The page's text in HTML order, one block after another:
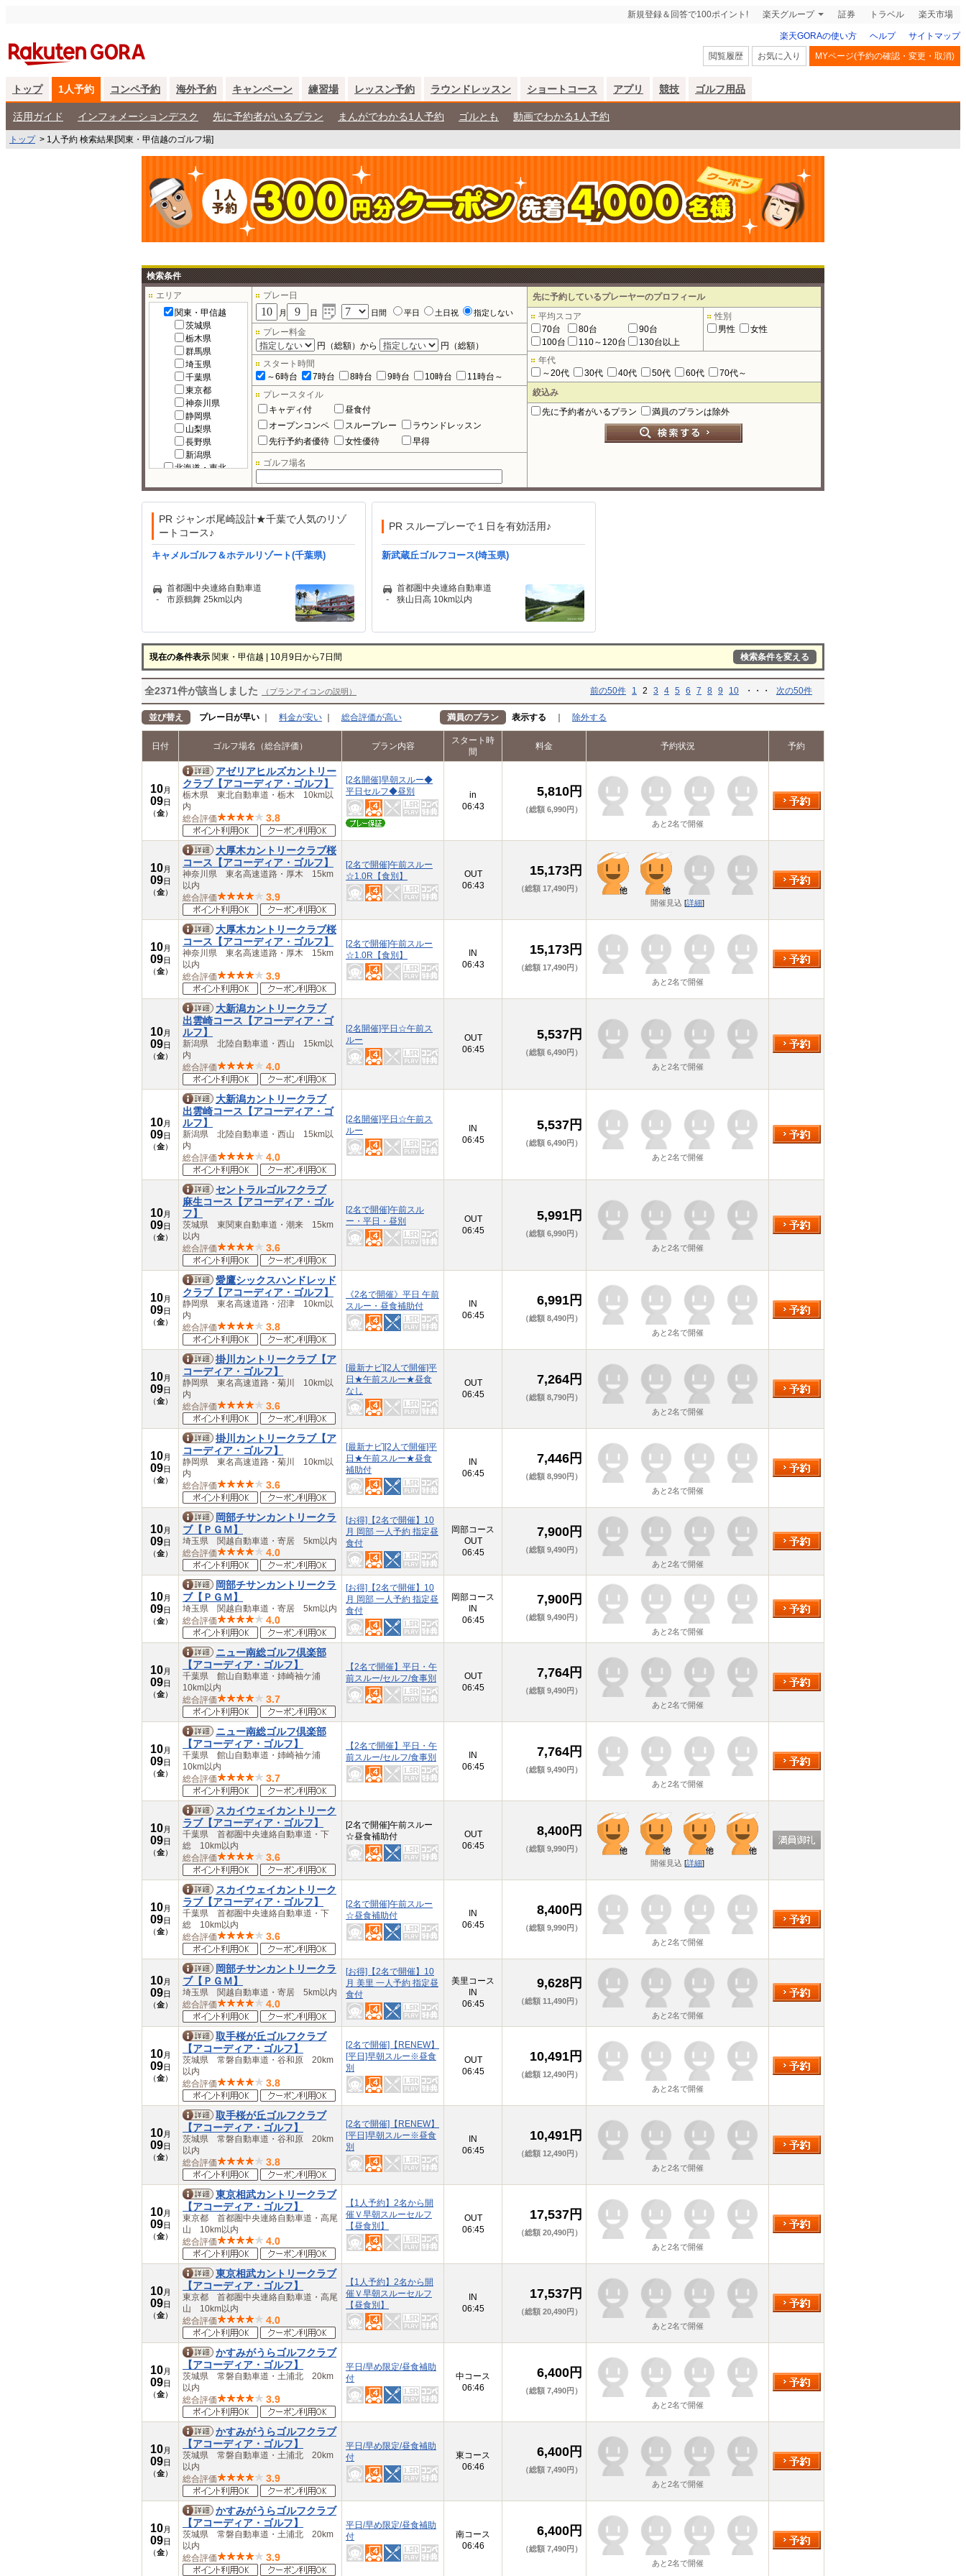
新規登録＆回答で100ポイント! 楽天グループ 証券 トラベル 楽天市場
楽天GORAの使い方 ヘルプ
サイトマップ
閲覧履歴
お気に入り MYページ(予約の確認・変更・取消)
トップ 1人予約 コンペ予約 海外予約 キャンペーン 練習場 レッスン予約 ラウンドレッスン ショートコース アプリ 競技 ゴルフ用品
活用ガイド インフォメーションデスク 先に予約者がいるプラン まんがでわかる1人予約 ゴルとも 動画でわかる1人予約
トップ> 1人予約 検索結果[関東・甲信越のゴルフ場]
検索条件
エリア
関東・甲信越
茨城県
栃木県
群馬県
埼玉県
千葉県
東京都
神奈川県
静岡県
山梨県
長野県
新潟県
北海道・東北
宮城県
岩手県
秋田県
青森県
山形県
富山県
石川県
三重県
滋賀県
京都府
大阪府
兵庫県
和歌山県
中国
鳥取県
島根県
岡山県
広島県
山口県
四国
徳島県
香川県
愛媛県
高知県
九州・沖縄
福岡県
佐賀県
長崎県
熊本県
大分県
宮崎県
鹿児島県
沖縄県
プレー日
月 日 日間 平日 土日祝 指定しない
プレー料金
円（総額）から
円（総額）
スタート時間
～6時台
7時台 8時台 9時台 10時台
11時台～
プレースタイル
キャディ付
昼食付
オープンコンペ
スループレー
ラウンドレッスン
先行予約者優待
女性優待 早得
ゴルフ場名
先に予約しているプレーヤーのプロフィール
平均スコア
70台
80台
90台
100台
110～120台 130台以上
性別
男性
女性
年代
～20代
30代 40代 50代 60代
70代～
絞込み
先に予約者がいるプラン
満員のプランは除外
PR ジャンボ尾崎設計★千葉で人気のリゾ
ートコース♪
キャメルゴルフ＆ホテルリゾート(千葉県)
首都圏中央連絡自動車道
-
市原鶴舞 25km以内
PR スループレーで１日を有効活用♪
新武蔵丘ゴルフコース(埼玉県)
首都圏中央連絡自動車道
-
狭山日高 10km以内
現在の条件表示 関東・甲信越 | 10月9日から7日間 検索条件を変える
全2371件が該当しました （プランアイコンの説明） 前の50件 1 2 3 4 5 6 7 8 9 10 ・・・ 次の50件
並び替え プレー日が早い 料金が安い 総合評価が高い 満員のプラン 表示する 除外する
日付 ゴルフ場名（総合評価） プラン内容
スタート時
間
料金 予約状況 予約
10月
09日
（金）
アゼリアヒルズカントリー
クラブ【アコーディア・ゴルフ】
栃木県 東北自動車道・栃木 10km以
内
総合評価
3.8
[2名開催]早朝スルー◆
平日セルフ◆昼別
in
06:43
5,810円
（総額 6,990円）
あと2名で開催
10月
09日
（金）
大厚木カントリークラブ桜
コース【アコーディア・ゴルフ】
神奈川県 東名高速道路・厚木 15km
以内
総合評価
3.9
[2名で開催]午前スルー
☆1.0R【食別】
OUT
06:43
15,173円
（総額 17,490円）
開催見込 [詳細]
10月
09日
（金）
大厚木カントリークラブ桜
コース【アコーディア・ゴルフ】
神奈川県 東名高速道路・厚木 15km
以内
総合評価
3.9
[2名で開催]午前スルー
☆1.0R【食別】
IN
06:43
15,173円
（総額 17,490円）
あと2名で開催
10月
09日
（金）
大新潟カントリークラブ
出雲崎コース【アコーディア・ゴ
ルフ】
新潟県 北陸自動車道・西山 15km以
内
総合評価
4.0
[2名開催]平日☆午前ス
ルー
OUT
06:45
5,537円
（総額 6,490円）
あと2名で開催
10月
09日
（金）
大新潟カントリークラブ
出雲崎コース【アコーディア・ゴ
ルフ】
新潟県 北陸自動車道・西山 15km以
内
総合評価
4.0
[2名開催]平日☆午前ス
ルー
IN
06:45
5,537円
（総額 6,490円）
あと2名で開催
10月
09日
（金）
セントラルゴルフクラブ
麻生コース【アコーディア・ゴル
フ】
茨城県 東関東自動車道・潮来 15km
以内
総合評価
3.6
[2名で開催]午前スル
ー・平日・昼別
OUT
06:45
5,991円
（総額 6,990円）
あと2名で開催
10月
09日
（金）
愛鷹シックスハンドレッド
クラブ【アコーディア・ゴルフ】
静岡県 東名高速道路・沼津 10km以
内
総合評価
3.8
《2名で開催》平日 午前
スルー・昼食補助付
IN
06:45
6,991円
（総額 8,490円）
あと2名で開催
10月
09日
（金）
掛川カントリークラブ【ア
コーディア・ゴルフ】
静岡県 東名高速道路・菊川 10km以
内
総合評価
3.6
[最新ナビ][2人で開催]平
日★午前スルー★昼食
なし
OUT
06:45
7,264円
（総額 8,790円）
あと2名で開催
10月
09日
（金）
掛川カントリークラブ【ア
コーディア・ゴルフ】
静岡県 東名高速道路・菊川 10km以
内
総合評価
3.6
[最新ナビ][2人で開催]平
日★午前スルー★昼食
補助付
IN
06:45
7,446円
（総額 8,990円）
あと2名で開催
10月
09日
（金）
岡部チサンカントリークラ
ブ【ＰＧＭ】
埼玉県 関越自動車道・寄居 5km以内
総合評価
4.0
[お得]【2名で開催】10
月 岡部 一人予約 指定昼
食付
岡部コース
OUT
06:45
7,900円
（総額 9,490円）
あと2名で開催
10月
09日
（金）
岡部チサンカントリークラ
ブ【ＰＧＭ】
埼玉県 関越自動車道・寄居 5km以内
総合評価
4.0
[お得]【2名で開催】10
月 岡部 一人予約 指定昼
食付
岡部コース
IN
06:45
7,900円
（総額 9,490円）
あと2名で開催
10月
09日
（金）
ニュー南総ゴルフ倶楽部
【アコーディア・ゴルフ】
千葉県 館山自動車道・姉崎袖ケ浦
10km以内
総合評価
3.7
【2名で開催】平日・午
前スルー/セルフ/食事別
OUT
06:45
7,764円
（総額 9,490円）
あと2名で開催
10月
09日
（金）
ニュー南総ゴルフ倶楽部
【アコーディア・ゴルフ】
千葉県 館山自動車道・姉崎袖ケ浦
10km以内
総合評価
3.7
【2名で開催】平日・午
前スルー/セルフ/食事別
IN
06:45
7,764円
（総額 9,490円）
あと2名で開催
10月
09日
（金）
スカイウェイカントリーク
ラブ【アコーディア・ゴルフ】
千葉県 首都圏中央連絡自動車道・下
総 10km以内
総合評価
3.6
[2名で開催]午前スルー
☆昼食補助付
OUT
06:45
8,400円
（総額 9,990円）
開催見込 [詳細]
10月
09日
（金）
スカイウェイカントリーク
ラブ【アコーディア・ゴルフ】
千葉県 首都圏中央連絡自動車道・下
総 10km以内
総合評価
3.6
[2名で開催]午前スルー
☆昼食補助付
IN
06:45
8,400円
（総額 9,990円）
あと2名で開催
10月
09日
（金）
岡部チサンカントリークラ
ブ【ＰＧＭ】
埼玉県 関越自動車道・寄居 5km以内
総合評価
4.0
[お得]【2名で開催】10
月 美里 一人予約 指定昼
食付
美里コース
IN
06:45
9,628円
（総額 11,490円）
あと2名で開催
10月
09日
（金）
取手桜が丘ゴルフクラブ
【アコーディア・ゴルフ】
茨城県 常磐自動車道・谷和原 20km
以内
総合評価
3.8
[2名で開催]【RENEW】
[平日]早朝スルー※昼食
別
OUT
06:45
10,491円
（総額 12,490円）
あと2名で開催
10月
09日
（金）
取手桜が丘ゴルフクラブ
【アコーディア・ゴルフ】
茨城県 常磐自動車道・谷和原 20km
以内
総合評価
3.8
[2名で開催]【RENEW】
[平日]早朝スルー※昼食
別
IN
06:45
10,491円
（総額 12,490円）
あと2名で開催
10月
09日
（金）
東京相武カントリークラブ
【アコーディア・ゴルフ】
東京都 首都圏中央連絡自動車道・高尾
山 10km以内
総合評価
4.0
【1人予約】2名から開
催Ｖ早朝スルーセルフ
【昼食別】
OUT
06:45
17,537円
（総額 20,490円）
あと2名で開催
10月
09日
（金）
東京相武カントリークラブ
【アコーディア・ゴルフ】
東京都 首都圏中央連絡自動車道・高尾
山 10km以内
総合評価
4.0
【1人予約】2名から開
催Ｖ早朝スルーセルフ
【昼食別】
IN
06:45
17,537円
（総額 20,490円）
あと2名で開催
10月
09日
（金）
かすみがうらゴルフクラブ
【アコーディア・ゴルフ】
茨城県 常磐自動車道・土浦北 20km
以内
総合評価
3.9
平日/早め限定/昼食補助
付
中コース
06:46
6,400円
（総額 7,490円）
あと2名で開催
10月
09日
（金）
かすみがうらゴルフクラブ
【アコーディア・ゴルフ】
茨城県 常磐自動車道・土浦北 20km
以内
総合評価
3.9
平日/早め限定/昼食補助
付
東コース
06:46
6,400円
（総額 7,490円）
あと2名で開催
10月
09日
（金）
かすみがうらゴルフクラブ
【アコーディア・ゴルフ】
茨城県 常磐自動車道・土浦北 20km
以内
総合評価
3.9
平日/早め限定/昼食補助
付
南コース
06:46
6,400円
（総額 7,490円）
あと2名で開催